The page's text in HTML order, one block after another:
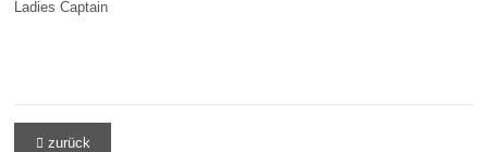
Ladies Captain
 zurück